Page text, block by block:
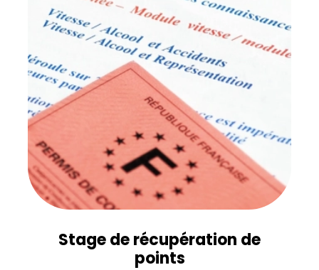
Stage de récupération de
points